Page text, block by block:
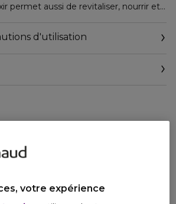
permet aussi de revitaliser, nourrir et
matière douce et soyeuse, et offre un
d'utilisation
votre expérience